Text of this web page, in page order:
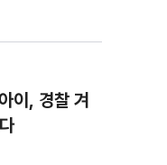
이, 경찰 겨